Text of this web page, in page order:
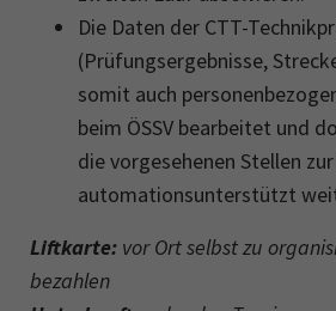
Die Daten der CTT-
(Prüfungsergebnisse,
somit auch
beim ÖSSV bearbeitet und
die vorgesehenen Stellen
automationsunterstützt
Liftkarte: vor Ort selbst zu
bezahlen